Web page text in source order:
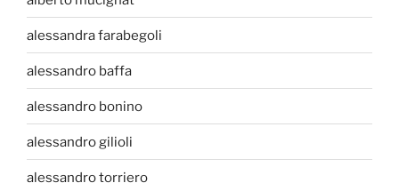
alessandra farabegoli
alessandro baffa
alessandro bonino
alessandro gilioli
alessandro torriero